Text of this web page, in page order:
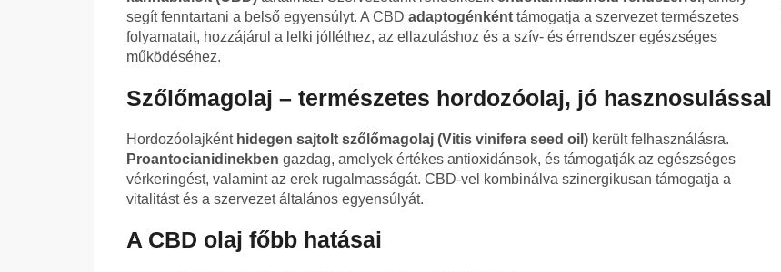
segít fenntartani a belső egyensúlyt. A CBD adaptogénként támogatja a szervezet természetes
folyamatait, hozzájárul a lelki jólléthez, az ellazuláshoz és a szív- és érrendszer egészséges
működéséhez.
Szőlőmagolaj – természetes hordozóolaj, jó hasznosulással
Hordozóolajként hidegen sajtolt szőlőmagolaj (Vitis vinifera seed oil) került felhasználásra.
Proantocianidinekben gazdag, amelyek értékes antioxidánsok, és támogatják az egészséges
vérkeringést, valamint az erek rugalmasságát. CBD-vel kombinálva szinergikusan támogatja a
vitalitást és a szervezet általános egyensúlyát.
A CBD olaj főbb hatásai